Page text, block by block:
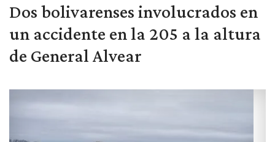
Dos bolivarenses involucrados en
un accidente en la 205 a la altura
de General Alvear